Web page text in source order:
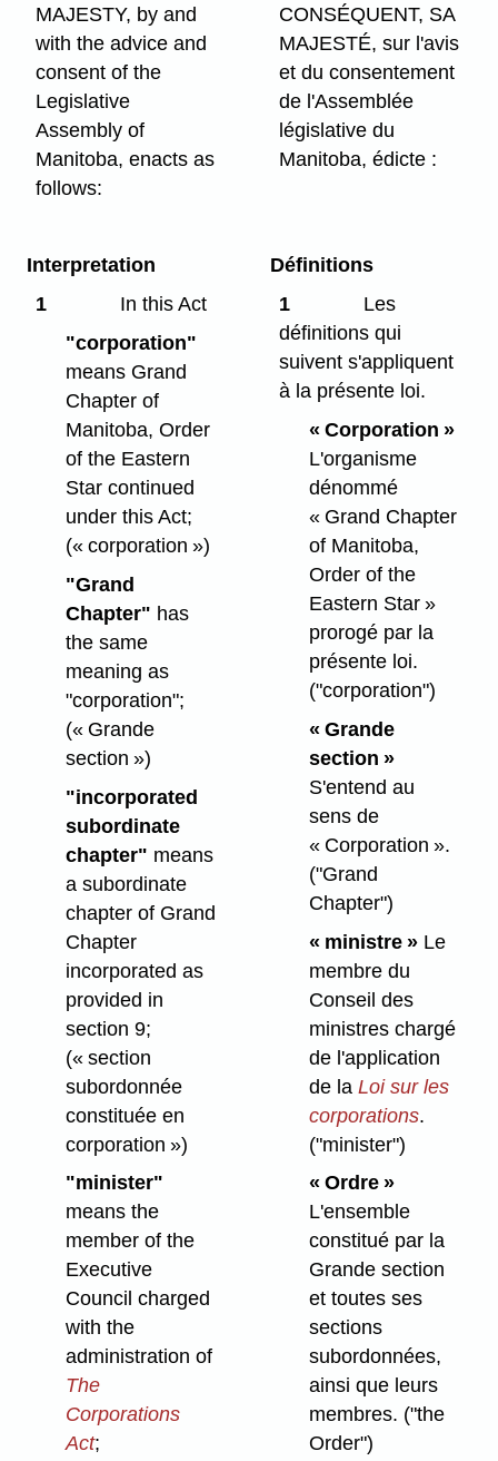
MAJESTY, by and
with the advice and
consent of the
Legislative
Assembly of
Manitoba, enacts as
follows:
CONSÉQUENT, SA
MAJESTÉ, sur l'avis
et du consentement
de l'Assemblée
législative du
Manitoba, édicte :
Interpretation
1
In this Act
"corporation"
means Grand
Chapter of
Manitoba, Order
of the Eastern
Star continued
under this Act;
(« corporation »)
"Grand
Chapter" has
the same
meaning as
"corporation";
(« Grande
section »)
"incorporated
subordinate
chapter" means
a subordinate
chapter of Grand
Chapter
incorporated as
provided in
section 9;
(« section
subordonnée
constituée en
corporation »)
"minister"
means the
member of the
Executive
Council charged
with the
administration of
The
Corporations
Act;
Définitions
1
Les
définitions qui
suivent s'appliquent
à la présente loi.
« Corporation »
L'organisme
dénommé
« Grand Chapter
of Manitoba,
Order of the
Eastern Star »
prorogé par la
présente loi.
("corporation")
« Grande
section »
S'entend au
sens de
« Corporation ».
("Grand
Chapter")
« ministre »Le
membre du
Conseil des
ministres chargé
de l'application
de la Loi sur les
corporations.
("minister")
« Ordre »
L'ensemble
constitué par la
Grande section
et toutes ses
sections
subordonnées,
ainsi que leurs
membres. ("the
Order")